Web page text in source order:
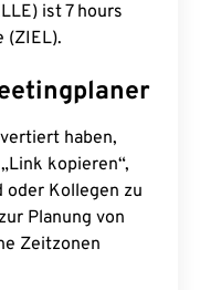
ist 7 hours
(ZIEL).
haben,
kopieren“,
oder Kollegen zu
Planung von
Zeitzonen